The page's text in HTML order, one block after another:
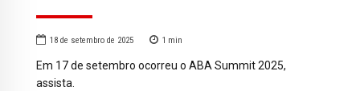
18 de setembro de 2025 1 min
Em 17 de setembro ocorreu o ABA Summit 2025,
assista.